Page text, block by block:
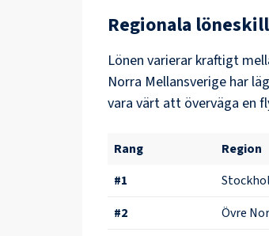
Regionala
Lönen varierar kraftigt
Norra Mellansverige har
vara värt att överväga en
Rang Region
#1
#2 Övre